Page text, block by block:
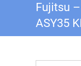
Fujitsu
ASY35